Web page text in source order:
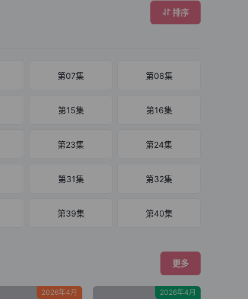
排序
第07集 第08集
第15集 第16集
第23集 第24集
第31集 第32集
第39集 第40集
更多
2026年4月 2026年4月